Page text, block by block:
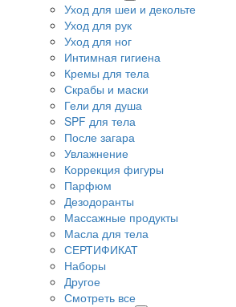
Уход для шеи и декольте
Уход для рук
Уход для ног
Интимная гигиена
Кремы для тела
Скрабы и маски
Гели для душа
SPF для тела
После загара
Увлажнение
Коррекция фигуры
Парфюм
Дезодоранты
Массажные продукты
Масла для тела
СЕРТИФИКАТ
Наборы
Другое
Смотреть все